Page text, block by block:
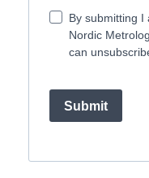
By submitting I
Nordic
can
Submit